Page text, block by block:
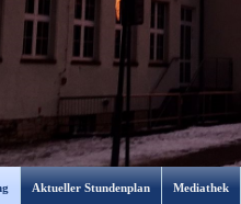
Aktueller Stundenplan Mediathek